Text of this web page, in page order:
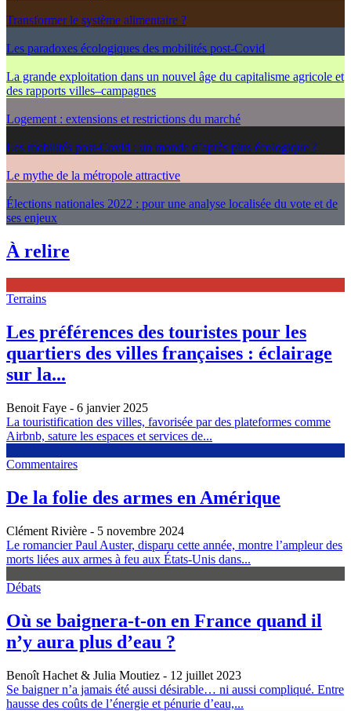
Transformer le système alimentaire ?
Les paradoxes écologiques des mobilités post-Covid
La grande exploitation dans un nouvel âge du capitalisme agricole et
des rapports villes–campagnes
Logement : extensions et restrictions du marché
Les mobilités post-Covid : un monde d’après plus écologique ?
Le mythe de la métropole attractive
Élections nationales 2022 : pour une analyse localisée du vote et de
ses enjeux
À relire
Terrains
Les préférences des touristes pour les
quartiers des villes françaises : éclairage
sur la...
Benoit Faye - 6 janvier 2025
La touristification des villes, favorisée par des plateformes comme
Airbnb, sature les espaces et services de...
Commentaires
De la folie des armes en Amérique
Clément Rivière - 5 novembre 2024
Le romancier Paul Auster, disparu cette année, montre l’ampleur des
morts liées aux armes à feu aux États-Unis dans...
Débats
Où se baignera-t-on en France quand il
n’y aura plus d’eau ?
Benoît Hachet & Julia Moutiez - 12 juillet 2023
Se baigner n’a jamais été aussi désirable… ni aussi compliqué. Entre
hausse des coûts de l’énergie et pénurie d’eau,...